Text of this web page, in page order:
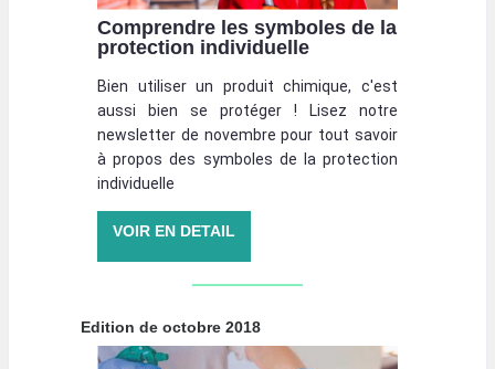
Comprendre les symboles de la
protection individuelle
Bien utiliser un produit chimique, c'est
aussi bien se protéger ! Lisez notre
newsletter de novembre pour tout savoir
à propos des symboles de la protection
individuelle
VOIR EN DETAIL
Edition de octobre 2018